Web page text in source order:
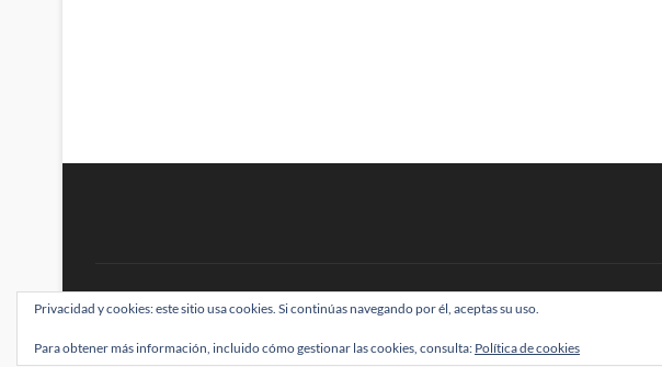
BRAINSTOMPING| Diseñado por:Theme Freesia|WordPress| © Todos los derechos reservados
Privacidad y cookies: este sitio usa cookies. Si continúas navegando por él, aceptas su uso.
Para obtener más información, incluido cómo gestionar las cookies, consulta: Política de cookies